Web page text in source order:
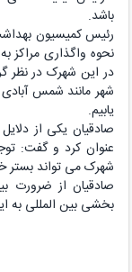
باشد.
رئیس کمیسیون
نحوه واگذاری مراکز
در این شهرک در نظر
شهر مانند شمس
یابیم.
صادقیان یکی از
عنوان کرد و گفت:
شهرک می تواند بستر
صادقیان از ضرورت
بخشی بین المللی به